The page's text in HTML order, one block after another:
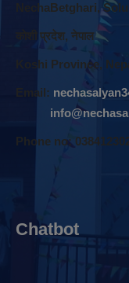
NechaBetghari,
काेशी प्रदेश, नेपाल
Koshi Province,
Email:
Phone no:
Chatbot